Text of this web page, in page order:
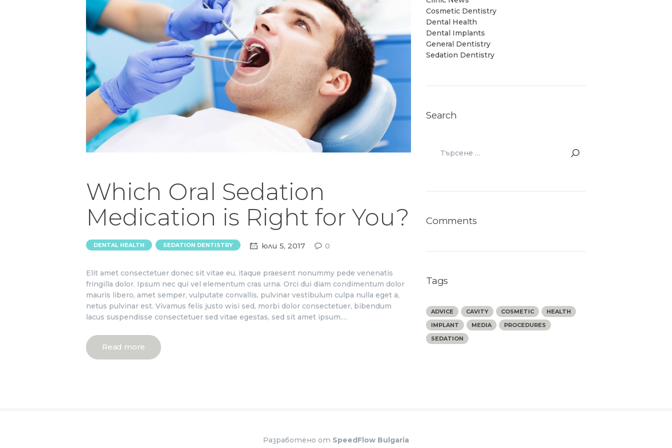
Which Oral Sedation
Medication is Right for You?
DENTAL HEALTH SEDATION DENTISTRY юли 5, 2017 0
Elit amet consectetuer donec sit vitae eu, itaque praesent nonummy pede venenatis
fringilla dolor. Ipsum nec qui vel elementum cras urna. Orci dui diam condimentum dolor
mauris libero, amet semper, vulputate convallis, pulvinar vestibulum culpa nulla eget a,
netus pulvinar est. Vivamus felis justo wisi sed, morbi dolor consectetuer, bibendum
lacus suspendisse consectetuer sed vitae egestas, sed sit amet ipsum.…
Read more
Cosmetic Dentistry
Dental Health
Dental Implants
General Dentistry
Sedation Dentistry
Search
Comments
Tags
ADVICE CAVITY COSMETIC
HEALTH
IMPLANT
MEDIA
PROCEDURES
SEDATION
Разработено от SpeedFlow Bulgaria